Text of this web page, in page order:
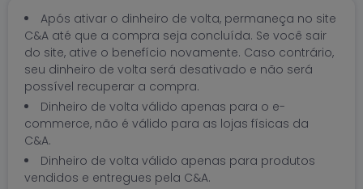
Após ativar o dinheiro de volta, permaneça no site
C&A até que a compra seja concluída. Se você sair
do site, ative o benefício novamente. Caso contrário,
seu dinheiro de volta será desativado e não será
possível recuperar a compra.
Dinheiro de volta válido apenas para o e-
commerce, não é válido para as lojas físicas da
C&A.
Dinheiro de volta válido apenas para produtos
vendidos e entregues pela C&A.